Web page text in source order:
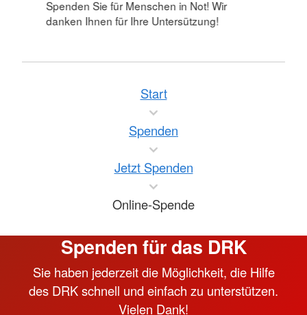
Spenden Sie für Menschen in Not! Wir
danken Ihnen für Ihre Untersützung!
Start
Spenden
Jetzt Spenden
Online-Spende
Spenden für das DRK
Sie haben jederzeit die Möglichkeit, die Hilfe
des DRK schnell und einfach zu unterstützen.
Vielen Dank!